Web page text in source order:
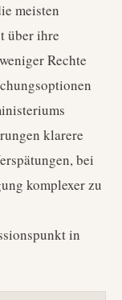
meisten
über ihre
Rechte
klarere
bei
komplexer zu
in